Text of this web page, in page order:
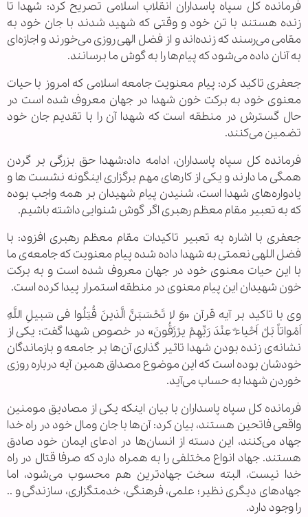
فرمانده کل سپاه پاسداران انقلاب اسلامی تصریح کرد: شهدا تا
زنده هستند با تن خود و وقتی که شهید شدند با جان خود به
مقامی می‌رسند که زنده‌اند و از فضل الهی روزی می‌خورند و اجازه‌ای
به آنان داده می‌شود که پیام‌ها را به گوش ما برسانند.
جعفری تاکید کرد: پیام معنویت جامعه اسلامی که امروز با حیات
معنوی خود به برکت خون شهدا در جهان معروف شده است در
حال گسترش در منطقه است که شهدا آن را با تقدیم جان خود
تضمین می‌کنند.
فرمانده کل سپاه پاسداران، ادامه داد:شهدا حق بزرگی بر گردن
همگی ما دارند و یکی از کار‌های مهم برگزاری اینگونه نشست ها و
یادواره‌های شهدا است، شنیدن پیام شهیدان بر همه واجب بوده
که به تعبیر مقام معظم رهبری اگر گوش شنوایی داشته باشیم.
جعفری با اشاره به تعبیر تاکیدات مقام معظم رهبری افزود: با
فضل اللهی نعمتی به شهدا داده شده پیام معنویت که جامعه‌ی ما
با این حیات معنوی خود در جهان معروف شده است و به برکت
خون شهیدان این پیام معنوی در منطقه استمرار پیدا کرده است.
وی با تاکید بر آیه قرآن «وَ لا تَحْسَبَنَّ الَّذینَ قُتِلُوا فی‏ سَبیلِ اللَّهِ
اَمْواتاً بَلْ اَحْیاءٌ عِنْدَ رَبِّهِمْ یرْزَقُونَ» در خصوص شهدا گفت: یکی از
نشانه‌ی زنده بودن شهدا تاثیر گذاری آن‌ها بر جامعه و بازماندگان
خودشان بوده است که این موضوع مصداق همین آیه درباره روزی
خوردن شهدا به حساب می‌آید.
فرمانده کل سپاه پاسداران با بیان اینکه یکی از مصادیق مومنین
واقعی فاتحین هستند، بیان کرد: آن‌ها با جان ومال خود در راه خدا
جهاد می‌کنند، این دسته از انسان‌ها در ادعای ایمان خود صادق
هستند. جهاد انواع مختلفی را به همراه دارد که صرفا قتال در راه
خدا نیست، البته سخت جهاد‌ترین هم محسوب می‌شود، اما
جهاد‌های دیگری نظیر؛ علمی، فرهنگی، خدمتگزاری، سازندگی و ..
را وجود دارد.